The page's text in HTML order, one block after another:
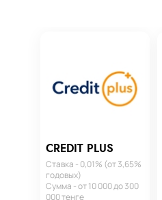
CREDIT PLUS
Ставка - 0,01% (от 3,65%
годовых)
Сумма - от 10 000 до 300
000 тенге